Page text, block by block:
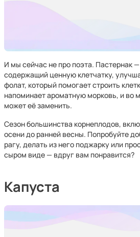
И мы сейчас не про поэта. Пастернак
содержащий ценную клетчатку,
фолат, который помогает строить
напоминает ароматную морковь, и во
может её заменить.
Сезон большинства корнеплодов,
осени до ранней весны. Попробуйте
рагу, делать из него поджарку или
сыром виде — вдруг вам понравится?
Капуста